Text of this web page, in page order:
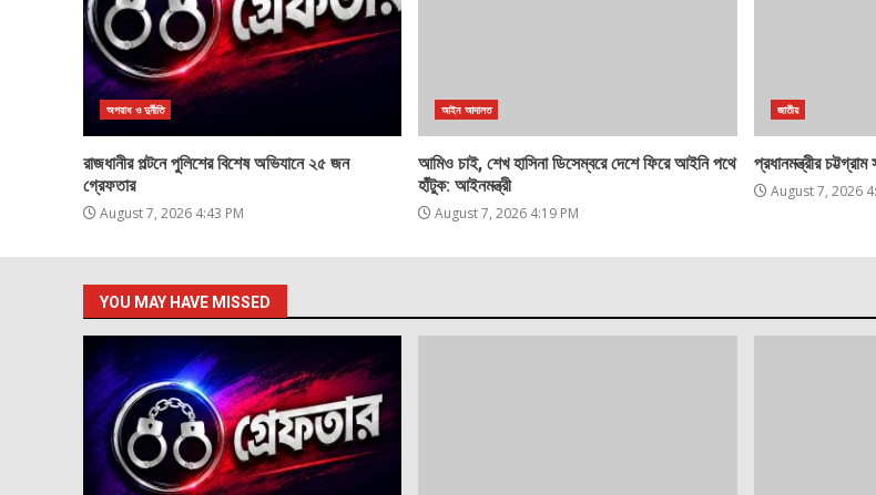
অপরাধ ও দুর্নীতি
রাজধানীর পল্টনে পুলিশের বিশেষ অভিযানে ২৫ জন
গ্রেফতার
August 7, 2026 4:43 PM
আইন আদালত
আমিও চাই, শেখ হাসিনা ডিসেম্বরে দেশে ফিরে আইনি পথে
হাঁটুক: আইনমন্ত্রী
August 7, 2026 4:19 PM
জাতীয়
প্রধানমন্ত্রীর
August 7, 2026
YOU MAY HAVE MISSED